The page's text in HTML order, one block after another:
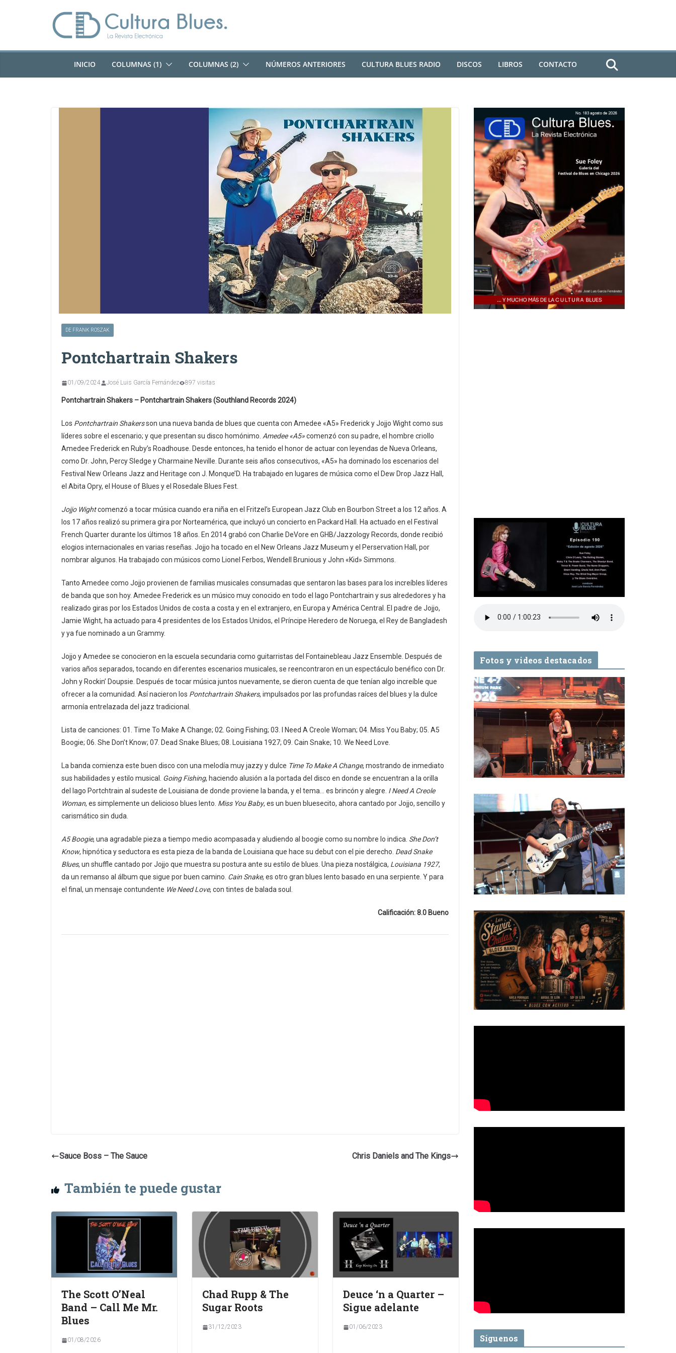
INICIO COLUMNAS (1) COLUMNAS (2) NÚMEROS ANTERIORES CULTURA BLUES RADIO DISCOS LIBROS CONTACTO
DE FRANK ROSZAK
Pontchartrain Shakers
01/09/2024 José Luis García Fernández 897 visitas
Pontchartrain Shakers – Pontchartrain Shakers (Southland Records 2024)
Los Pontchartrain Shakersson una nueva banda de blues que cuenta con Amedee «A5» Frederick y Jojjo Wight como sus
líderes sobre el escenario; y que presentan su disco homónimo. Amedee «A5»comenzó con su padre, el hombre criollo
Amedee Frederick en Ruby’s Roadhouse. Desde entonces, ha tenido el honor de actuar con leyendas de Nueva Orleans,
como Dr. John, Percy Sledge y Charmaine Neville. Durante seis años consecutivos, «A5» ha dominado los escenarios del
Festival New Orleans Jazz and Heritage con J. Monque’D. Ha trabajado en lugares de música como el Dew Drop Jazz Hall,
el Abita Opry, el House of Blues y el Rosedale Blues Fest.
Jojjo Wightcomenzó a tocar música cuando era niña en el Fritzel’s European Jazz Club en Bourbon Street a los 12 años. A
los 17 años realizó su primera gira por Norteamérica, que incluyó un concierto en Packard Hall. Ha actuado en el Festival
French Quarter durante los últimos 18 años. En 2014 grabó con Charlie DeVore en GHB/Jazzology Records, donde recibió
elogios internacionales en varias reseñas. Jojjo ha tocado en el New Orleans Jazz Museum y el Perservation Hall, por
nombrar algunos. Ha trabajado con músicos como Lionel Ferbos, Wendell Brunious y John «Kid» Simmons.
Tanto Amedee como Jojjo provienen de familias musicales consumadas que sentaron las bases para los increíbles líderes
de banda que son hoy. Amedee Frederick es un músico muy conocido en todo el lago Pontchartrain y sus alrededores y ha
realizado giras por los Estados Unidos de costa a costa y en el extranjero, en Europa y América Central. El padre de Jojjo,
Jamie Wight, ha actuado para 4 presidentes de los Estados Unidos, el Príncipe Heredero de Noruega, el Rey de Bangladesh
y ya fue nominado a un Grammy.
Jojjo y Amedee se conocieron en la escuela secundaria como guitarristas del Fontainebleau Jazz Ensemble. Después de
varios años separados, tocando en diferentes escenarios musicales, se reencontraron en un espectáculo benéfico con Dr.
John y Rockin’ Doupsie. Después de tocar música juntos nuevamente, se dieron cuenta de que tenían algo increíble que
ofrecer a la comunidad. Así nacieron los Pontchartrain Shakers, impulsados ​​por las profundas raíces del blues y la dulce
armonía entrelazada del jazz tradicional.
Lista de canciones: 01. Time To Make A Change; 02. Going Fishing; 03. I Need A Creole Woman; 04. Miss You Baby; 05. A5
Boogie; 06. She Don’t Know; 07. Dead Snake Blues; 08. Louisiana 1927; 09. Cain Snake; 10. We Need Love.
La banda comienza este buen disco con una melodía muy jazzy y dulce Time To Make A Change, mostrando de inmediato
sus habilidades y estilo musical. Going Fishing, haciendo alusión a la portada del disco en donde se encuentran a la orilla
del lago Portchtrain al sudeste de Louisiana de donde proviene la banda, y el tema… es brincón y alegre. I Need A Creole
Woman, es simplemente un delicioso blues lento. Miss You Baby, es un buen bluesecito, ahora cantado por Jojjo, sencillo y
carismático sin duda.
A5 Boogie, una agradable pieza a tiempo medio acompasada y aludiendo al boogie como su nombre lo indica. She Don’t
Know, hipnótica y seductora es esta pieza de la banda de Louisiana que hace su debut con el pie derecho. Dead Snake
Blues, un shuffle cantado por Jojjo que muestra su postura ante su estilo de blues. Una pieza nostálgica, Louisiana 1927,
da un remanso al álbum que sigue por buen camino. Cain Snake, es otro gran blues lento basado en una serpiente. Y para
el final, un mensaje contundente We Need Love, con tintes de balada soul.
Calificación: 8.0 Bueno
Sauce Boss – The Sauce Chris Daniels and The Kings
También te puede gustar
The Scott O’Neal
Band – Call Me Mr.
Blues
01/08/2026
Chad Rupp & The
Sugar Roots
31/12/2023
Deuce ‘n a Quarter –
Sigue adelante
01/06/2023
Fotos y videos destacados
Síguenos